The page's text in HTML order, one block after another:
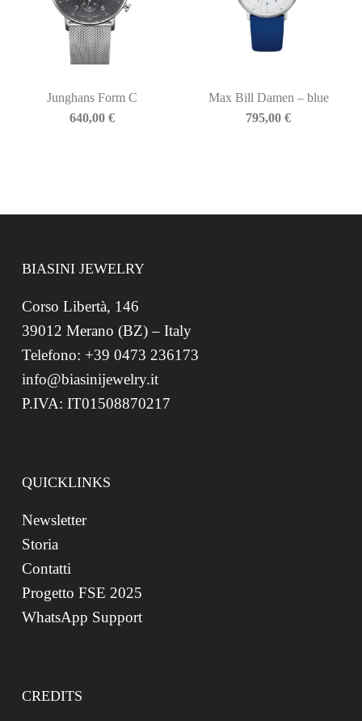
Junghans Form C
640,00 €
Max Bill Damen – blue
795,00€
BIASINI JEWELRY
Corso Libertà, 146
39012 Merano (BZ) – Italy
Telefono: +39 0473 236173
info@biasinijewelry.it
P.IVA: IT01508870217
QUICKLINKS
Newsletter
Storia
Contatti
Progetto FSE 2025
WhatsApp Support
CREDITS